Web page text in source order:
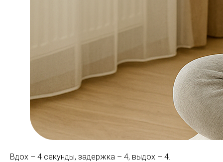
Вдох – 4 секунды, задержка – 4, выдох – 4.